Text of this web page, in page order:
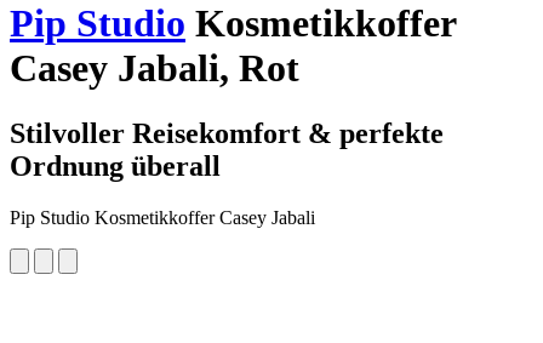
Pip Studio Kosmetikkoffer
Casey Jabali, Rot
Stilvoller Reisekomfort & perfekte
Ordnung überall
Pip Studio Kosmetikkoffer Casey Jabali